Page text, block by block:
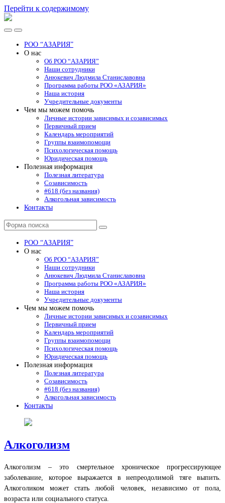
Перейти к содержимому
РОО
Переключить
мобильное
Переключить
поле
поиска
РОО “АЗАРИЯ”
О нас
Об РОО “АЗАРИЯ”
Наши сотрудники
Анюкевич Людмила Станиславовна
Программа работы РОО «АЗАРИЯ»
Наша история
Учредительные документы
Чем мы можем помочь
Личные истории зависимых и созависимых
Первичный прием
Календарь мероприятий
Группы взаимопомощи
Психологическая помощь
Юридическая помощь
Полезная информация
Полезная литература
Созависимость
#618 (без названия)
Алкогольная зависимость
Контакты
Поиск
РОО “АЗАРИЯ”
О нас
Об РОО “АЗАРИЯ”
Наши сотрудники
Анюкевич Людмила Станиславовна
Программа работы РОО «АЗАРИЯ»
Наша история
Учредительные документы
Чем мы можем помочь
Личные истории зависимых и созависимых
Первичный прием
Календарь мероприятий
Группы взаимопомощи
Психологическая помощь
Юридическая помощь
Полезная информация
Полезная литература
Созависимость
#618 (без названия)
Алкогольная зависимость
Контакты
Алкоголизм
Алкоголизм – это смертельное хроническое прогрессирующее
заболевание, которое выражается в непреодолимой тяге выпить.
Алкоголиком может стать любой человек, независимо от пола,
возраста или социального статуса.